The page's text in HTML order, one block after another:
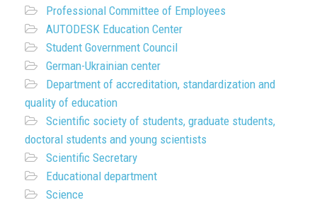
Professional Committee of Employees
AUTODESK Education Center
Student Government Council
German-Ukrainian center
Department of accreditation, standardization and
quality of education
Scientific society of students, graduate students,
doctoral students and young scientists
Scientific Secretary
Educational department
Science